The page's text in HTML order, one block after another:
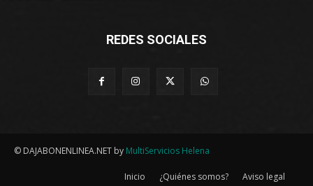
REDES SOCIALES
© DAJABONENLINEA.NET by MultiServicios Helena
Inicio ¿Quiénes somos?
Aviso legal